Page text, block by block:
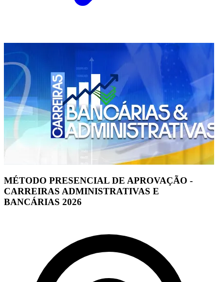
MÉTODO PRESENCIAL DE APROVAÇÃO -
CARREIRAS ADMINISTRATIVAS E
BANCÁRIAS 2026